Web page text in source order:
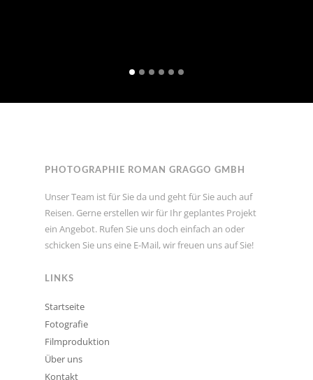
PHOTOGRAPHIE ROMAN GRAGGO GMBH
Unser Team ist für Sie da und geht für Sie auch auf
Reisen. Gerne erstellen wir für Ihr geplantes Projekt
ein Angebot. Rufen Sie uns doch einfach an oder
schicken Sie uns eine E-Mail, wir freuen uns auf Sie!
LINKS
Startseite
Fotografie
Filmproduktion
Über uns
Kontakt